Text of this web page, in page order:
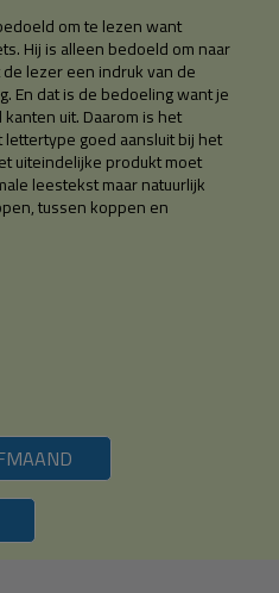
om te lezen want
Hij is alleen bedoeld om naar
lezer een indruk van de
En dat is de bedoeling want je
uit. Daarom is het
goed aansluit bij het
uiteindelijke produkt moet
leestekst maar natuurlijk
tussen koppen en